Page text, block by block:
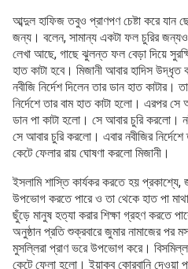
আব্দুল হাফিজ তবুও প্রাণপণ চেষ্টা করে যান
জন্য। বলেন, সামান্য একটা ফল চুরির জন্যও
লেখা আছে, গাছে ঝুলন্ত ফল বেড়া দিয়ে
হাত কাটা হবে। মিজানী আবার হাদিস
নবীজি নির্দেশ দিলেন তার ডান হাত কাটার।
নির্দেশে তার বাম হাত কাটা হলো। এরপর সে
ডান পা কাটা হলো। সে আবার চুরি করলো।
সে আবার চুরি করলো। এবার নবীজির
কেটে ফেলার রায় ঘোষণা করলো মিজানী।
ইসলামি শাস্তি কার্যকর করতে হয়
উপভোগ করতে পারে ও তা থেকে হাত পা
ছুঁড়ে মানুষ হত্যা করার শিক্ষা গ্রহণ করতে
অনুষ্ঠান প্রতি শুক্রবারে জুমার নামাজের পর
মুসল্লিরা প্রাণ ভরে উপভোগ করে।
কেটে ফেলা হলো। ইয়াকুব কোরবানি